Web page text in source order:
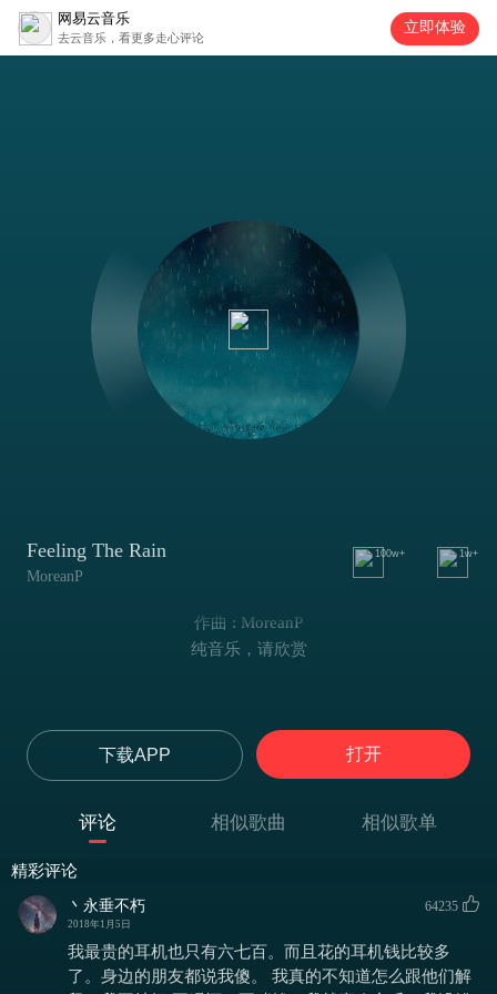
网易云音乐
去云音乐，看更多走心评论
立即体验
Feeling The Rain
MoreanP
100w+ 1w+
作曲 : MoreanP
纯音乐，请欣赏
下载APP 打开
评论 相似歌曲 相似歌单
精彩评论
丶永垂不朽
2018年1月5日
64235
我最贵的耳机也只有六七百。而且花的耳机钱比较多
了。身边的朋友都说我傻。 我真的不知道怎么跟他们解